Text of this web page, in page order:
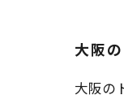
大阪
大阪の